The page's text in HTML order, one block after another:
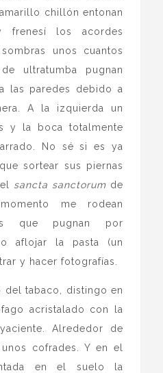
chillón entonan
frenesí los acordes
unos cuantos
ultratumba pugnan
las paredes debido a
A la izquierda un
y la boca totalmente
No sé si es ya
sortear sus piernas
sancta sanctorum de
me rodean
que pugnan por
aflojar la pasta (un
y hacer fotografías.
del tabaco, distingo en
acristalado con la
Alrededor de
cofrades. Y en el
en el suelo la